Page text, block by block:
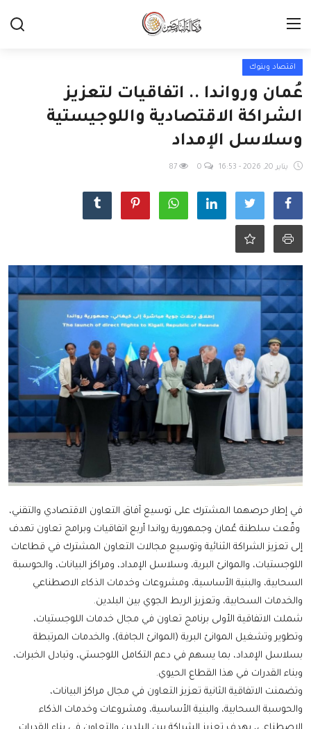
اقتصاد وبنوك
عُمان ورواندا .. اتفاقيات لتعزيز
الشراكة الاقتصادية واللوجيستية
وسلاسل الإمداد
يناير 20, 2026 - 16:53
في إطار حرصهما المشترك على توسيع آفاق التعاون الاقتصادي والتقني،
وقّعت سلطنة عُمان وجمهورية رواندا أربع اتفاقيات وبرامج تعاون تهدف
إلى تعزيز الشراكة الثنائية وتوسيع مجالات التعاون المشترك في قطاعات
اللوجستيات، والموانئ البرية، وسلاسل الإمداد، ومراكز البيانات، والحوسبة
السحابية، والبنية الأساسية، ومشروعات وخدمات الذكاء الاصطناعي
والخدمات السحابية، وتعزيز الربط الجوي بين البلدين.
شملت الاتفاقية الأولى برنامج تعاون في مجال خدمات اللوجستيات،
وتطوير وتشغيل الموانئ البرية (الموانئ الجافة)، والخدمات المرتبطة
بسلاسل الإمداد، بما يسهم في دعم التكامل اللوجستي، وتبادل الخبرات،
وبناء القدرات في هذا القطاع الحيوي.
وتضمنت الاتفاقية الثانية تعزيز التعاون في مجال مراكز البيانات،
والحوسبة السحابية، والبنية الأساسية، ومشروعات وخدمات الذكاء